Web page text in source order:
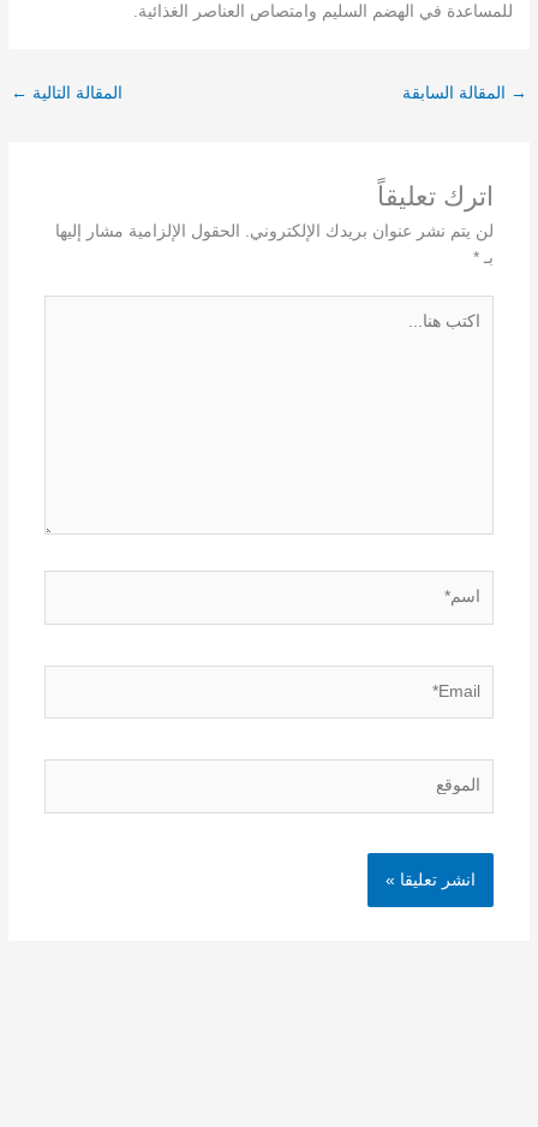
للمساعدة في الهضم السليم وامتصاص العناصر الغذائية.
→ المقالة السابقة المقالة التالية ←
اترك تعليقاً
لن يتم نشر عنوان بريدك الإلكتروني.
الحقول الإلزامية مشار إليها
بـ *